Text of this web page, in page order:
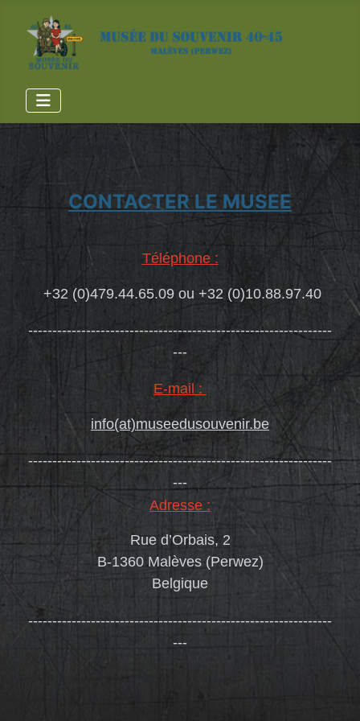
Contacts
CONTACTER LE MUSEE
Téléphone :
+32 (0)479.44.65.09 ou +32 (0)10.88.97.40
---------------------------------------------------------------
---
E-mail :
info(at)museedusouvenir.be
---------------------------------------------------------------
---
Adresse :
Rue d’Orbais, 2
B-1360 Malèves (Perwez)
Belgique
---------------------------------------------------------------
---